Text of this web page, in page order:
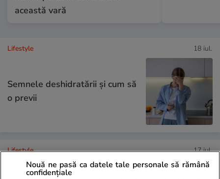
această vară
Lifestyle 18 iul.
Semnele deshidratării și cum să
o previi
Lifestyle 17 iul.
Nouă ne pasă ca datele tale personale să rămână
confidențiale